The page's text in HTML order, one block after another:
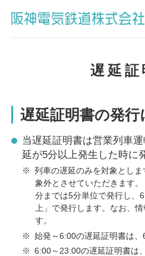
遅延証
遅延証明書の発行
当遅延証明書は営業列車
延が5分以上発生した時に
※ 列車の遅延のみを対象とし
象外とさせていただきます
分までは5分単位で発行し、
上」で発行します。なお、
す。
※ 始発～6:00の遅延証明書は、
※ 6:00～23:00の遅延証明書は